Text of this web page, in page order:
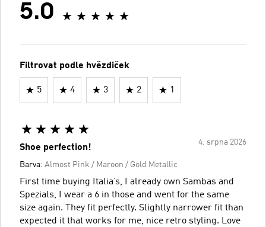
5.0
Filtrovat podle hvězdiček
5 4 3 2 1
4. srpna 2026
Shoe perfection!
Barva: Almost Pink / Maroon / Gold Metallic
First time buying Italia’s, I already own Sambas and
Spezials, I wear a 6 in those and went for the same
size again. They fit perfectly. Slightly narrower fit than
expected it that works for me, nice retro styling. Love